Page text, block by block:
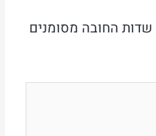
שדות החובה מסומנים